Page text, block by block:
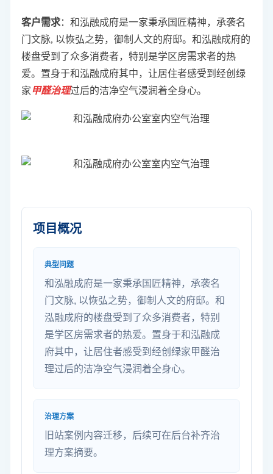
客户需求： 和泓融成府是一家秉承国匠精神，承袭名
门文脉, 以恢弘之势，御制人文的府邸。和泓融成府的
楼盘受到了众多消费者，特别是学区房需求者的热
爱。置身于和泓融成府其中，让居住者感受到经创绿
家甲醛治理过后的洁净空气浸润着全身心。
项目概况
典型问题
和泓融成府是一家秉承国匠精神，承袭名
门文脉, 以恢弘之势，御制人文的府邸。和
泓融成府的楼盘受到了众多消费者，特别
是学区房需求者的热爱。置身于和泓融成
府其中，让居住者感受到经创绿家甲醛治
理过后的洁净空气浸润着全身心。
治理方案
旧站案例内容迁移，后续可在后台补齐治
理方案摘要。